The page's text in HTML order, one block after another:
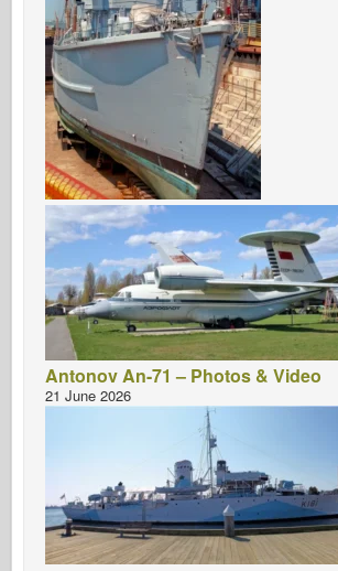
Antonov An-71 – Photos & Video
21 June 2026